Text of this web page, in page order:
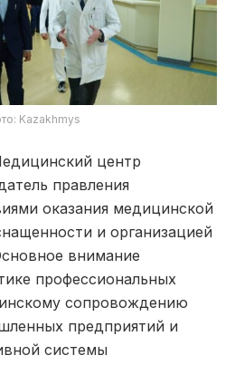
Kazakhmys
центр
правления
оказания медицинской
и организацией
внимание
профессиональных
сопровождению
предприятий и
системы